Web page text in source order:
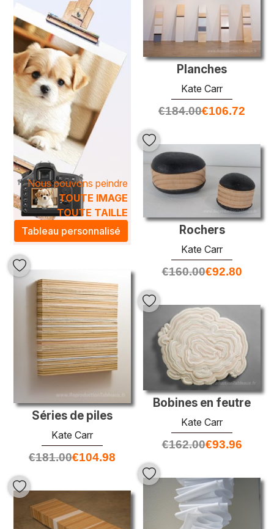
peintures à l'huile de Kate Carrs'intègrent
harmonieusement dans divers décors, apportant une
touche artistique et sophistiquée à votre espace de vie.
Que vous cherchiez à égayer votre salon, à créer une
ambiance sereine dans votre bureau ou à embellir une
chambre, ces œuvres exclusives sauront transformer
votre environnement en un lieu d'inspiration et de
créativité. Offrez-vous une pièce de cet héritage artistique
et laissez la magie de Kate Carr sublimer votre quotidien.
Nous pouvons peindre
TOUTE IMAGE
TOUTE TAILLE
Tableau personnalisé
Planches
Kate Carr
€184.00€106.72
Rochers
Kate Carr
€160.00€92.80
Séries de piles
Kate Carr
€181.00€104.98
Bobines en feutre
Kate Carr
€162.00€93.96